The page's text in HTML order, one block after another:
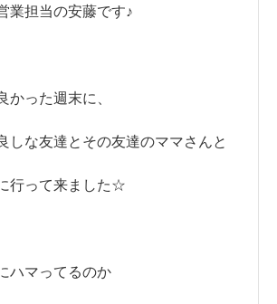
業担当の安藤です♪
かった週末に、
しな友達とその友達のママさんと
行って来ました‍☆
ハマってるのか